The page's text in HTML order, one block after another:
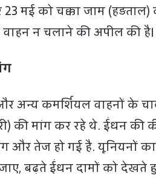
मई को चक्का जाम (हड़ताल)
न चलाने की अपील की है।
अन्य कमर्शियल वाहनों के
की मांग कर रहे थे. ईंधन की
और तेज हो गई है. यूनियनों
बढ़ते ईंधन दामों को देखते